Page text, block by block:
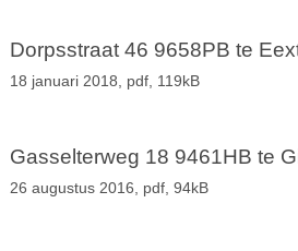
Dorpsstraat 46 9658PB te
18 januari 2018, pdf, 119kB
Gasselterweg 18 9461HB te
26 augustus 2016, pdf, 94kB